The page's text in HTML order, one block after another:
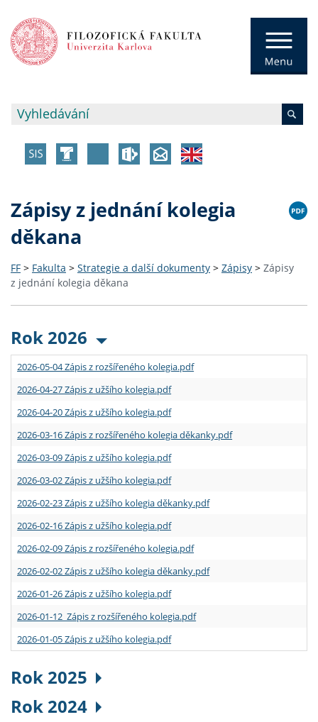
Zápisy z jednání kolegia
děkana
FF > Fakulta > Strategie a další dokumenty > Zápisy > Zápisy
z jednání kolegia děkana
Rok 2026
2026-05-04 Zápis z rozšířeného kolegia.pdf
2026-04-27 Zápis z užšího kolegia.pdf
2026-04-20 Zápis z užšího kolegia.pdf
2026-03-16 Zápis z rozšířeného kolegia děkanky.pdf
2026-03-09 Zápis z užšího kolegia.pdf
2026-03-02 Zápis z užšího kolegia.pdf
2026-02-23 Zápis z užšího kolegia děkanky.pdf
2026-02-16 Zápis z užšího kolegia.pdf
2026-02-09 Zápis z rozšířeného kolegia.pdf
2026-02-02 Zápis z užšího kolegia děkanky.pdf
2026-01-26 Zápis z užšího kolegia.pdf
2026-01-12 Zápis z rozšířeného kolegia.pdf
2026-01-05 Zápis z užšího kolegia.pdf
Rok 2025
Rok 2024